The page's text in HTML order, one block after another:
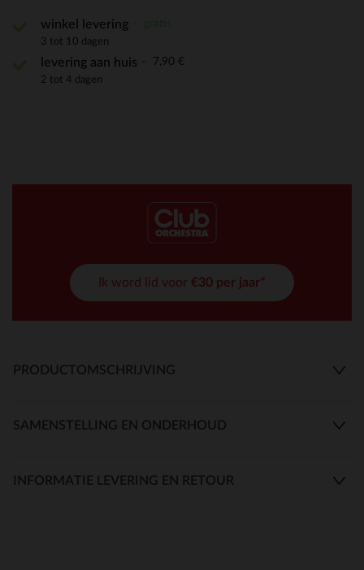
winkel levering
3 tot 10 dagen
levering aan huis 7,90 €
2 tot 4 dagen
Ik word lid voor €30 per jaar*
PRODUCTOMSCHRIJVING
SAMENSTELLING EN ONDERHOUD
INFORMATIE LEVERING EN RETOUR